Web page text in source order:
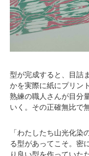
型が完成すると、目詰
かを実際に紙にプリン
熟練の職人さんが目分
いく。その正確無比で
「わたしたち山光化
る型があってこそ。密